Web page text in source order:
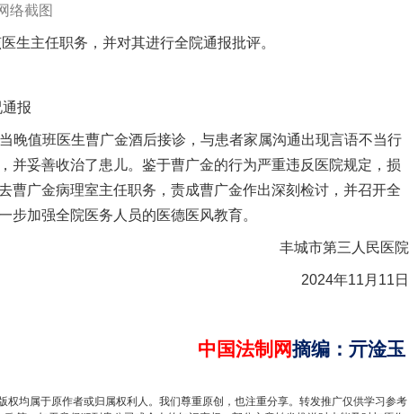
络截图
主任职务，并对其进行全院通报批评。
报
值班医生曹广金酒后接诊，与患者家属沟通出现言语不当行
并妥善收治了患儿。鉴于曹广金的行为严重违反医院规定，损
曹广金病理室主任职务，责成曹广金作出深刻检讨，并召开全
步加强全院医务人员的医德医风教育。
丰城市第三人民医院
2024年11月11日
中国法制网摘编 ： 亓淦玉
均属于原作者或归属权利人。我们尊重原创，也注重分享。转发推广仅供学习参考